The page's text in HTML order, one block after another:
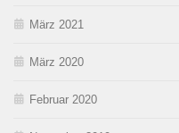
März 2021
März 2020
Februar 2020